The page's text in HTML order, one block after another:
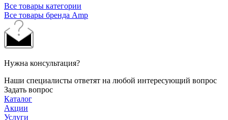
Все товары категории
Все товары бренда Amp
Нужна консультация?
Наши специалисты ответят на любой интересующий вопрос
Задать вопрос
Каталог
Акции
Услуги